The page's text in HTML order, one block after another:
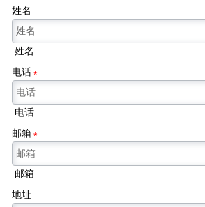
姓名
姓名
电话*
电话
邮箱*
邮箱
地址